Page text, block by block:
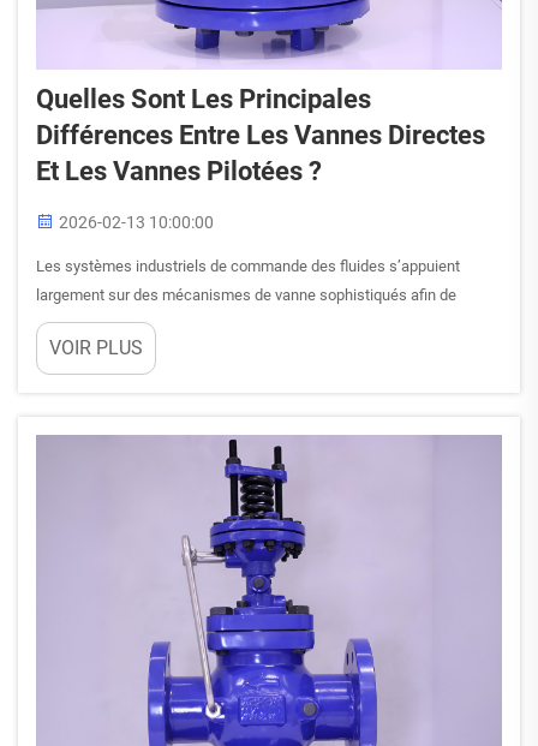
Quelles Sont Les Principales
Différences Entre Les Vannes Directes
Et Les Vannes Pilotées ?
2026-02-13 10:00:00
Les systèmes industriels de commande des fluides s’appuient
largement sur des mécanismes de vanne sophistiqués afin de
maintenir des conditions de fonctionnement optimales et d’assurer
la sécurité des équipements. Parmi les composants les plus
VOIR PLUS